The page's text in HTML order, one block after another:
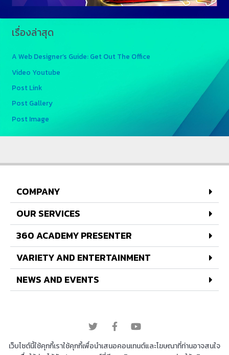
เว็บไซต์นี้ใช้คุกกี้เราใช้คุกกี้เพื่อนำเสนอคอนเทนต์และโฆษณาที่ท่านอาจสนใจ
เรื่องล่าสุด
A Web Designer’s Guide: Get Out The Office
Video Youtube
Post Link
Post Gallery
Post Image
COMPANY
OUR SERVICES
360 ACADEMY PRESENTER
VARIETY AND ENTERTAINMENT
NEWS AND EVENTS
© 2022 All rights reserved